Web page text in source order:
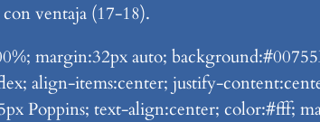
con ventaja (17-18).
margin:32px auto;
align-items:center; justify-
Poppins; text-align:center; color:#fff;